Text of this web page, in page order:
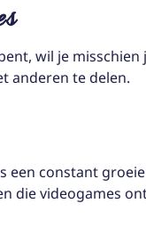
wil je
anderen te delen.
een constant
die videogames